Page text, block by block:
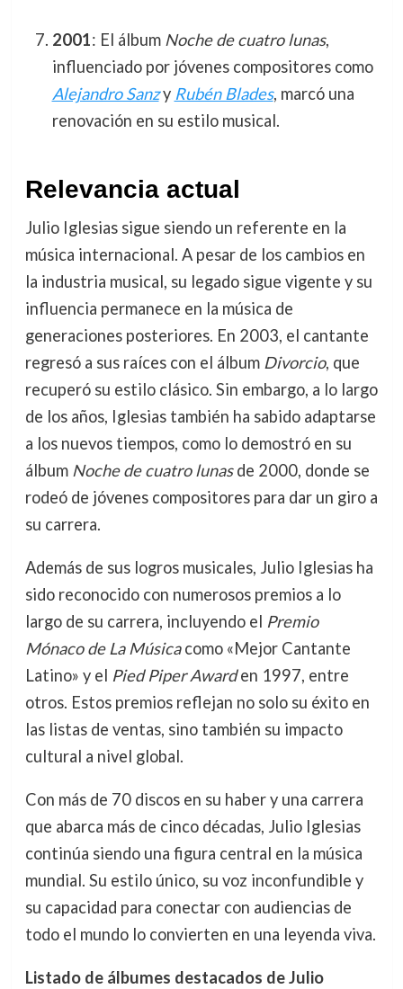
2001: El álbum Noche de cuatro lunas,
influenciado por jóvenes compositores como
Alejandro Sanzy Rubén Blades, marcó una
renovación en su estilo musical.
Relevancia actual
Julio Iglesias sigue siendo un referente en la
música internacional. A pesar de los cambios en
la industria musical, su legado sigue vigente y su
influencia permanece en la música de
generaciones posteriores. En 2003, el cantante
regresó a sus raíces con el álbum Divorcio, que
recuperó su estilo clásico. Sin embargo, a lo largo
de los años, Iglesias también ha sabido adaptarse
a los nuevos tiempos, como lo demostró en su
álbum Noche de cuatro lunasde 2000, donde se
rodeó de jóvenes compositores para dar un giro a
su carrera.
Además de sus logros musicales, Julio Iglesias ha
sido reconocido con numerosos premios a lo
largo de su carrera, incluyendo el Premio
Mónaco de La Músicacomo «Mejor Cantante
Latino» y el Pied Piper Awarden 1997, entre
otros. Estos premios reflejan no solo su éxito en
las listas de ventas, sino también su impacto
cultural a nivel global.
Con más de 70 discos en su haber y una carrera
que abarca más de cinco décadas, Julio Iglesias
continúa siendo una figura central en la música
mundial. Su estilo único, su voz inconfundible y
su capacidad para conectar con audiencias de
todo el mundo lo convierten en una leyenda viva.
Listado de álbumes destacados de Julio